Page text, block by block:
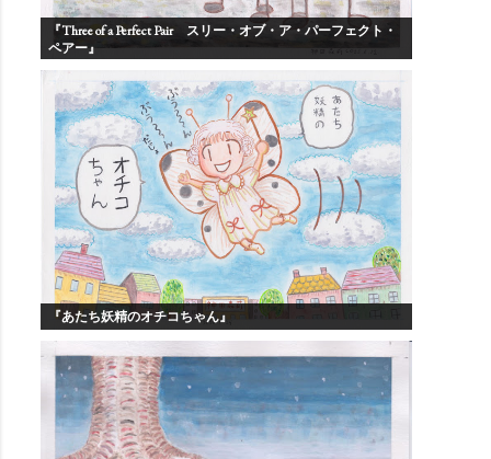
『Three of a Perfect Pair スリー・オブ・ア・パーフェクト・
ペアー』
『あたち妖精のオチコちゃん』